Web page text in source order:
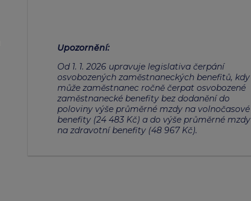
Upozornění:
Od 1. 1. 2026 upravuje legislativa čerpání
osvobozených zaměstnaneckých benefitů, kdy
může zaměstnanec ročně čerpat osvobozené
zaměstnanecké benefity bez dodanění do
poloviny výše průměrné mzdy na volnočasové
benefity (24 483 Kč) a do výše průměrné mzdy
na zdravotní benefity (48 967 Kč).